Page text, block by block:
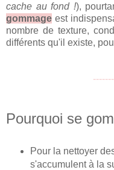
cache au fond !),
gommage est
nombre de texture,
différents qu'il existe,
Pourquoi se
Pour la nettoyer
s'accumulent à la